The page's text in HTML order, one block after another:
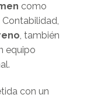
como
Contabilidad,
, también
equipo
con un